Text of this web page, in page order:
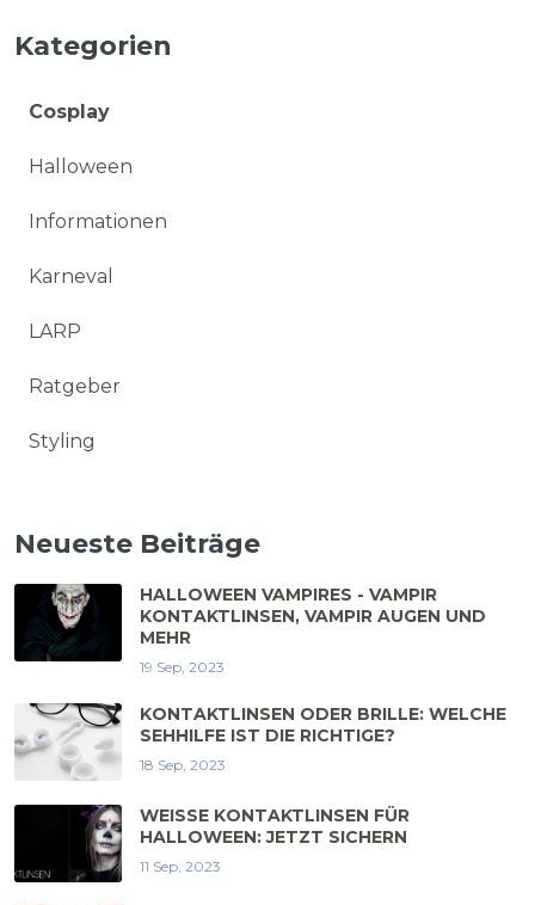
Kategorien
Cosplay
Halloween
Informationen
Karneval
LARP
Ratgeber
Styling
Neueste Beiträge
HALLOWEEN VAMPIRES - VAMPIR
KONTAKTLINSEN, VAMPIR AUGEN UND
MEHR
19 Sep, 2023
KONTAKTLINSEN ODER BRILLE: WELCHE
SEHHILFE IST DIE RICHTIGE?
18 Sep, 2023
WEISSE KONTAKTLINSEN FÜR H
ALLOWEEN: JETZT SICHERN
11 Sep, 2023